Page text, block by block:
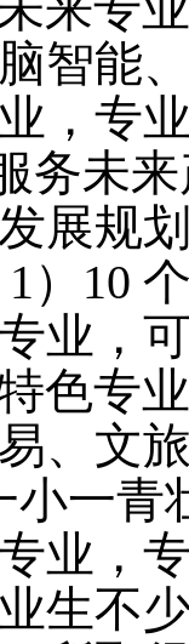
智能
，专
务未
展规
）10
业，
特色专
、文
小一青
业，
生不